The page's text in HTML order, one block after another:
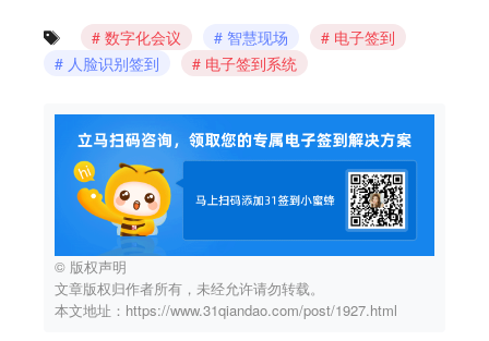
数字化会议 智慧现场
电子签到
人脸识别签到
电子签到系统
© 版权声明
文章版权归作者所有，未经允许请勿转载。
本文地址：https://www.31qiandao.com/post/1927.html